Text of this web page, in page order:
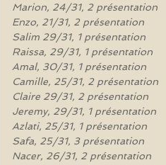
Marion, 24/31, 2 présentation
Enzo, 21/31, 2 présentation
Salim 29/31, 1 présentation
Raissa, 29/31, 1 présentation
Amal, 30/31, 1 présentation
Camille, 25/31, 2 présentation
Claire 29/31, 2 présentation
Jeremy, 29/31, 1 présentation
Azlati, 25/31, 1 présentation
Safa, 25/31, 3 présentation
Nacer, 26/31, 2 présentation